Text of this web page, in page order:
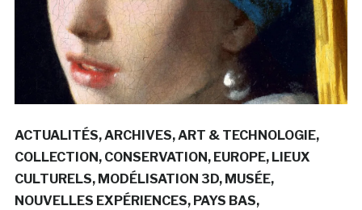
ACTUALITÉS ARCHIVES ART & TECHNOLOGIE
COLLECTION CONSERVATION EUROPE LIEUX
CULTURELS MODÉLISATION 3D MUSÉE
NOUVELLES EXPÉRIENCES PAYS BAS